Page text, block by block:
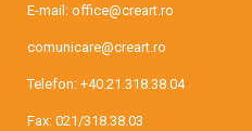
E-mail: office@creart.ro
comunicare@creart.ro
Telefon: +40.21.318.38.04
Fax: 021/318.38.03